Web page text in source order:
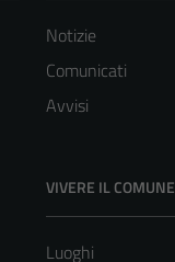
Notizie
Comunicati
Avvisi
VIVERE IL COMUNE
Luoghi